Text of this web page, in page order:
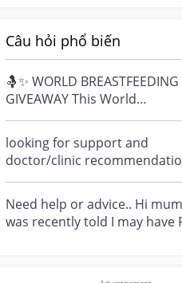
Câu hỏi phổ biến
🤱✨ WORLD
GIVEAWAY This World
Breastfeeding Week, we're
celebrating every mum's fe...
looking for support and
doctor/clinic
a medical abortion i'm
over...
Need help or advice.. Hi
was recently told I may have